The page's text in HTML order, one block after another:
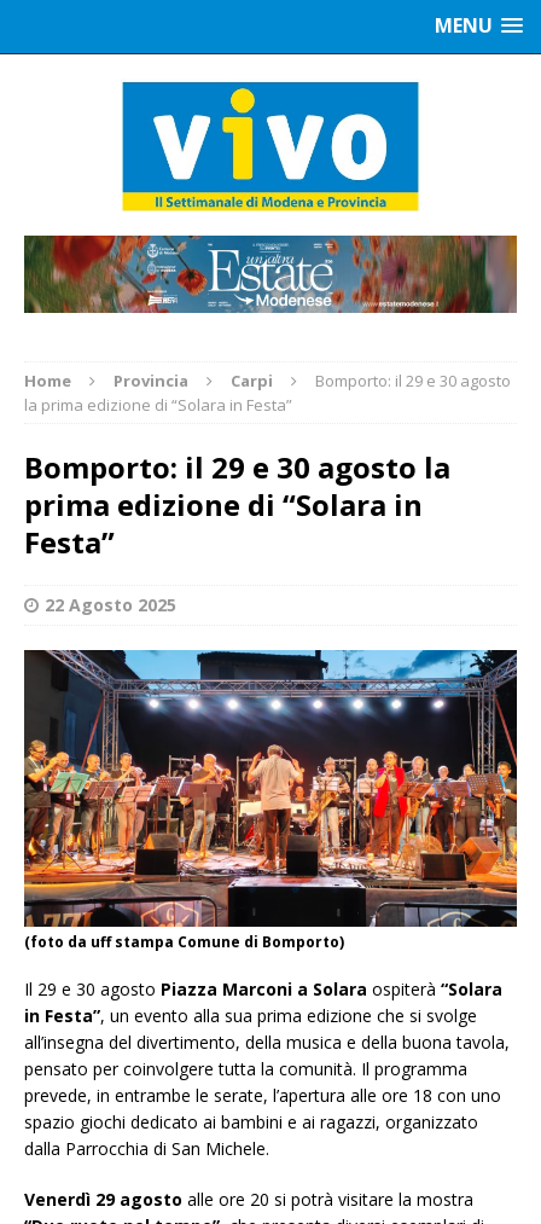
MENU
Home Provincia Carpi
Bomporto: il 29 e 30 agosto
la prima edizione di “Solara in Festa”
Bomporto: il 29 e 30 agosto la
prima edizione di “Solara in
Festa”
22 Agosto 2025
(foto da uff stampa Comune di Bomporto)
Il 29 e 30 agosto Piazza Marconi a Solara ospiterà “Solara
in Festa”, un evento alla sua prima edizione che si svolge
all’insegna del divertimento, della musica e della buona tavola,
pensato per coinvolgere tutta la comunità. Il programma
prevede, in entrambe le serate, l’apertura alle ore 18 con uno
spazio giochi dedicato ai bambini e ai ragazzi, organizzato
dalla Parrocchia di San Michele.
Venerdì 29 agosto alle ore 20 si potrà visitare la mostra